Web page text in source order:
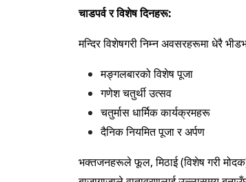
चाडपर्व र विशेष दिनहरू:
मन्दिर विशेषगरी निम्न अवसरहरूमा धेरै
मङ्गलबारको विशेष पूजा
गणेश चतुर्थी उत्सव
चतुर्मास धार्मिक कार्यक्रमहरू
दैनिक नियमित पूजा र अर्पण
भक्तजनहरूले फूल, मिठाई (विशेष गरी